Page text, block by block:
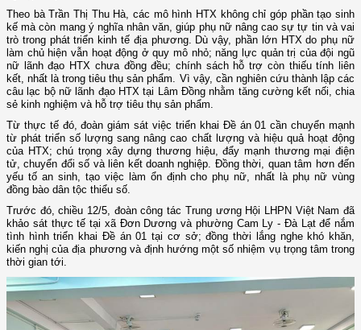
Theo bà Trần Thị Thu Hà, các mô hình HTX không chỉ góp phần tạo sinh
kế mà còn mang ý nghĩa nhân văn, giúp phụ nữ nâng cao sự tự tin và vai
trò trong phát triển kinh tế địa phương. Dù vậy, phần lớn HTX do phụ nữ
làm chủ hiện vẫn hoạt động ở quy mô nhỏ; năng lực quản trị của đội ngũ
nữ lãnh đạo HTX chưa đồng đều; chính sách hỗ trợ còn thiếu tính liên
kết, nhất là trong tiêu thụ sản phẩm. Vì vậy, cần nghiên cứu thành lập các
câu lạc bộ nữ lãnh đạo HTX tại Lâm Đồng nhằm tăng cường kết nối, chia
sẻ kinh nghiệm và hỗ trợ tiêu thụ sản phẩm.
Từ thực tế đó, đoàn giám sát việc triển khai Đề án 01 cần chuyển mạnh
từ phát triển số lượng sang nâng cao chất lượng và hiệu quả hoạt động
của HTX; chú trọng xây dựng thương hiệu, đẩy mạnh thương mại điện
tử, chuyển đổi số và liên kết doanh nghiệp. Đồng thời, quan tâm hơn đến
yếu tố an sinh, tạo việc làm ổn định cho phụ nữ, nhất là phụ nữ vùng
đồng bào dân tộc thiểu số.
Trước đó, chiều 12/5, đoàn công tác Trung ương Hội LHPN Việt Nam đã
khảo sát thực tế tại xã Đơn Dương và phường Cam Ly - Đà Lạt để nắm
tình hình triển khai Đề án 01 tại cơ sở; đồng thời lắng nghe khó khăn,
kiến nghị của địa phương và định hướng một số nhiệm vụ trọng tâm trong
thời gian tới.